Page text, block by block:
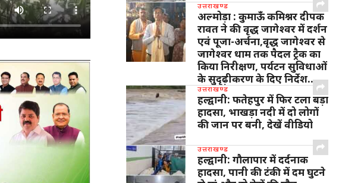
उत्तराखण्ड
अल्मोड़ा : कुमाऊँ कमिश्नर दीपक
रावत ने की वृद्ध जागेश्वर में दर्शन
एवं पूजा-अर्चना,वृद्ध जागेश्वर से
जागेश्वर धाम तक पैदल ट्रैक का
किया निरीक्षण, पर्यटन सुविधाओं
के सुदृढ़ीकरण के दिए निर्देश…
उत्तराखण्ड
हल्द्वानी: फतेहपुर में फिर टला बड़ा
हादसा, भाखड़ा नदी में दो लोगों
की जान पर बनी, देखें वीडियो
उत्तराखण्ड
हल्द्वानी: गौलापार में दर्दनाक
हादसा, पानी की टंकी में दम घुटने